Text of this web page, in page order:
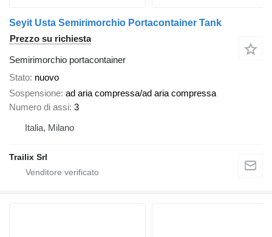
Seyit Usta Semirimorchio Portacontainer Tank
Prezzo su richiesta
Semirimorchio portacontainer
Stato nuovo
Sospensione ad aria compressa/ad aria compressa
Numero di assi 3
Italia, Milano
Trailix Srl